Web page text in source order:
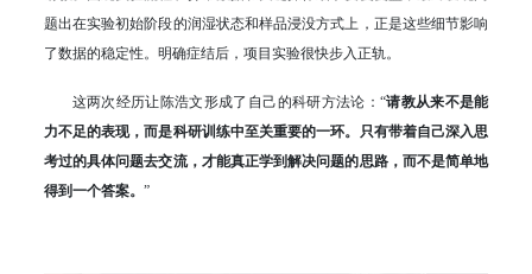
题出在实验初始阶段的润湿状态和样品浸没方式上，正是这些细节影响
了数据的稳定性。明确症结后，项目实验很快步入正轨。
这两次经历让陈浩文形成了自己的科研方法论：“请教从来不是能
力不足的表现，而是科研训练中至关重要的一环。只有带着自己深入思
考过的具体问题去交流，才能真正学到解决问题的思路，而不是简单地
得到一个答案。 ”